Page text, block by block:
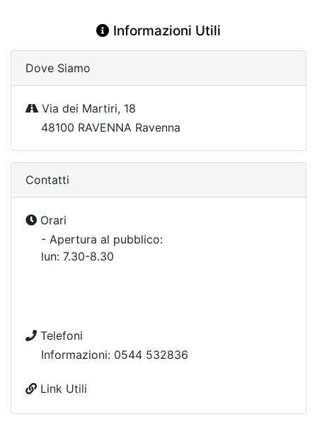
Informazioni Utili
Dove Siamo
Via dei Martiri, 18
48100 RAVENNA Ravenna
Contatti
Orari
- Apertura al pubblico:
lun: 7.30-8.30
Telefoni
Informazioni: 0544 532836
Link Utili